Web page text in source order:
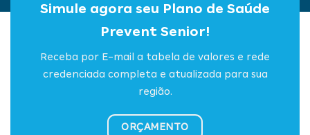
Simule agora seu Plano de Saúde
Prevent Senior!
Receba por E-mail a tabela de valores e rede
credenciada completa e atualizada para sua
região.
ORÇAMENTO